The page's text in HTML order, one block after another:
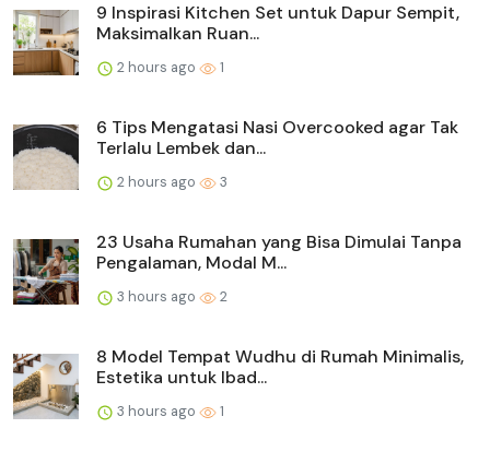
9 Inspirasi Kitchen Set untuk Dapur Sempit,
Maksimalkan Ruan...
2 hours ago 1
6 Tips Mengatasi Nasi Overcooked agar Tak
Terlalu Lembek dan...
2 hours ago 3
23 Usaha Rumahan yang Bisa Dimulai Tanpa
Pengalaman, Modal M...
3 hours ago 2
8 Model Tempat Wudhu di Rumah Minimalis,
Estetika untuk Ibad...
3 hours ago 1